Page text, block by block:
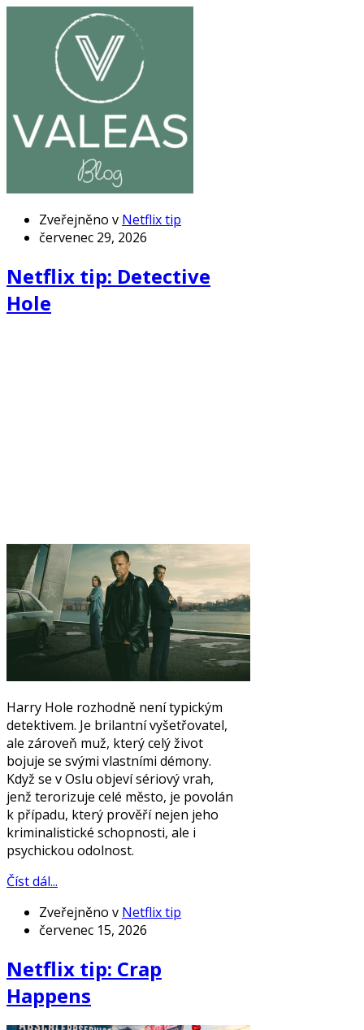
Zveřejněno v Netflix tip
červenec 29, 2026
Netflix tip: Detective
Hole
Harry Hole rozhodně není typickým
detektivem. Je brilantní vyšetřovatel,
ale zároveň muž, který celý život
bojuje se svými vlastními démony.
Když se v Oslu objeví sériový vrah,
jenž terorizuje celé město, je povolán
k případu, který prověří nejen jeho
kriminalistické schopnosti, ale i
psychickou odolnost.
Číst dál...
Zveřejněno v Netflix tip
červenec 15, 2026
Netflix tip: Crap
Happens